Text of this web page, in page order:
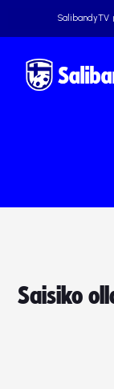
SalibandyTV
Saisiko